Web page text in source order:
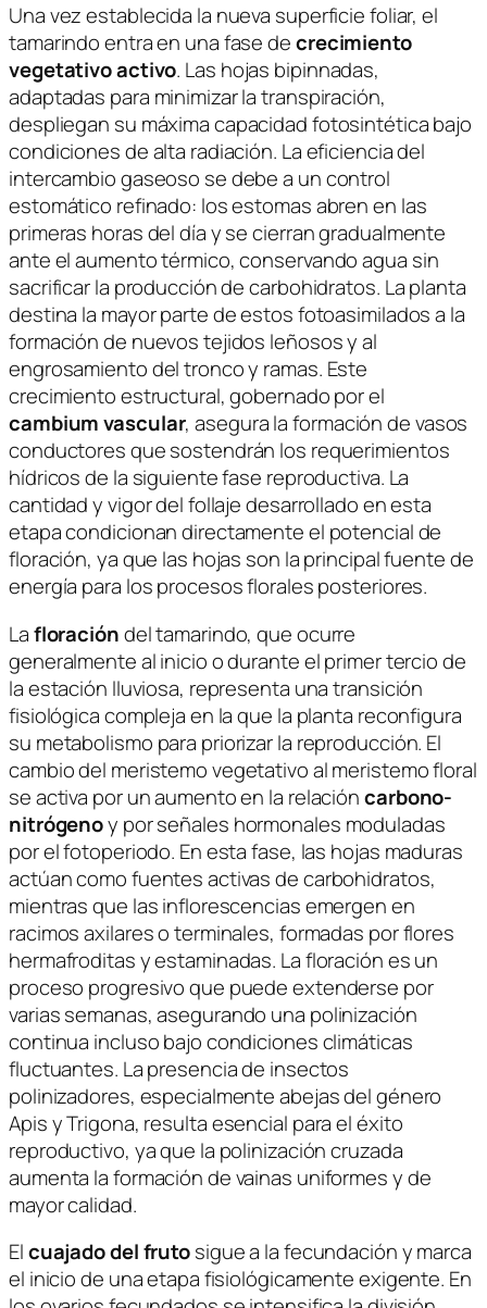
Una vez establecida la nueva superficie foliar, el
tamarindo entra en una fase decrecimiento
vegetativo activo. Las hojas bipinnadas,
adaptadas para minimizar la transpiración,
despliegan su máxima capacidad fotosintética bajo
condiciones de alta radiación. La eficiencia del
intercambio gaseoso se debe a un control
estomático refinado: los estomas abren en las
primeras horas del día y se cierran gradualmente
ante el aumento térmico, conservando agua sin
sacrificar la producción de carbohidratos. La planta
destina la mayor parte de estos fotoasimilados a la
formación de nuevos tejidos leñosos y al
engrosamiento del tronco y ramas. Este
crecimiento estructural, gobernado por el
cambium vascular, asegura la formación de vasos
conductores que sostendrán los requerimientos
hídricos de la siguiente fase reproductiva. La
cantidad y vigor del follaje desarrollado en esta
etapa condicionan directamente el potencial de
floración, ya que las hojas son la principal fuente de
energía para los procesos florales posteriores.
Lafloracióndel tamarindo, que ocurre
generalmente al inicio o durante el primer tercio de
la estación lluviosa, representa una transición
fisiológica compleja en la que la planta reconfigura
su metabolismo para priorizar la reproducción. El
cambio del meristemo vegetativo al meristemo floral
se activa por un aumento en la relacióncarbono-
nitrógenoy por señales hormonales moduladas
por el fotoperiodo. En esta fase, las hojas maduras
actúan como fuentes activas de carbohidratos,
mientras que las inflorescencias emergen en
racimos axilares o terminales, formadas por flores
hermafroditas y estaminadas. La floración es un
proceso progresivo que puede extenderse por
varias semanas, asegurando una polinización
continua incluso bajo condiciones climáticas
fluctuantes. La presencia de insectos
polinizadores, especialmente abejas del género
ApisyTrigona, resulta esencial para el éxito
reproductivo, ya que la polinización cruzada
aumenta la formación de vainas uniformes y de
mayor calidad.
Elcuajado del frutosigue a la fecundación y marca
el inicio de una etapa fisiológicamente exigente. En